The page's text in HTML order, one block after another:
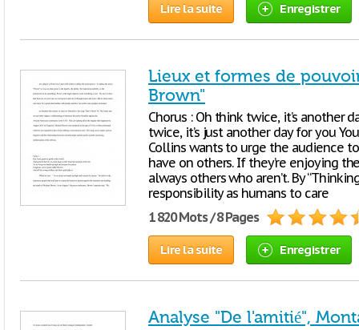
Lire la suite Enregistrer
Lieux et formes de
Brown"
Chorus : Oh think twice, it’s another
twice, it’s just another day for you
Collins wants to urge the audience
have on others. If they’re enjoying
always others who aren’t. By
responsibility as humans to care
1 820 Mots / 8 Pages
Lire la suite Enregistrer
Analyse "De l'amitié",